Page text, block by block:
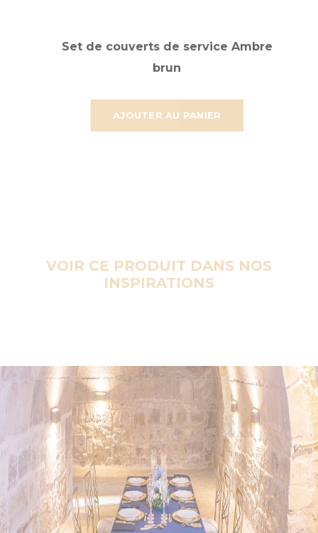
AJOUTER AU PANIER
Set de couverts de service Ambre
brun
VOIR CE PRODUIT DANS NOS
INSPIRATIONS